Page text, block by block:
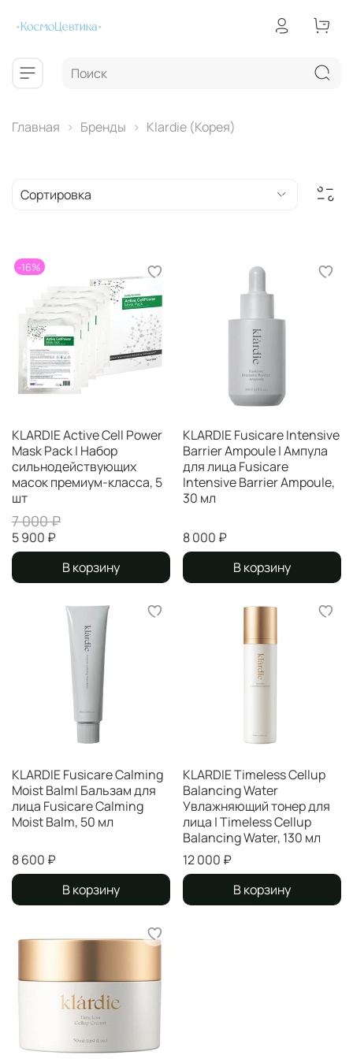
Главная Бренды Klardie (Корея)
-16%
KLARDIE Active Cell Power
Mask Pack | Набор
сильнодействующих
масок премиум-класса, 5
шт
7 000 ₽
5 900 ₽
В корзину
KLARDIE Fusicare Intensive
Barrier Ampoule | Ампула
для лица Fusicare
Intensive Barrier Ampoule,
30 мл
8 000 ₽
В корзину
KLARDIE Fusicare Calming
Moist Balm| Бальзам для
лица Fusicare Calming
Moist Balm, 50 мл
8 600 ₽
В корзину
KLARDIE Timeless Cellup
Balancing Water
Увлажняющий тонер для
лица | Timeless Cellup
Balancing Water, 130 мл
12 000 ₽
В корзину